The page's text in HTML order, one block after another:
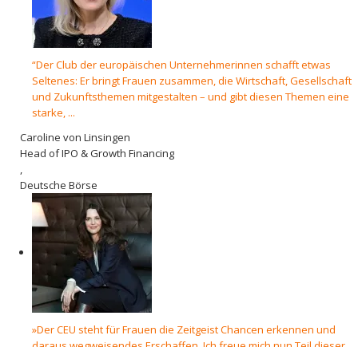
“Der Club der europäischen Unternehmerinnen schafft etwas
Seltenes: Er bringt Frauen zusammen, die Wirtschaft, Gesellschaft
und Zukunftsthemen mitgestalten – und gibt diesen Themen eine
starke, ...
Caroline von Linsingen
Head of IPO & Growth Financing
,
Deutsche Börse
»Der CEU steht für Frauen die Zeitgeist Chancen erkennen und